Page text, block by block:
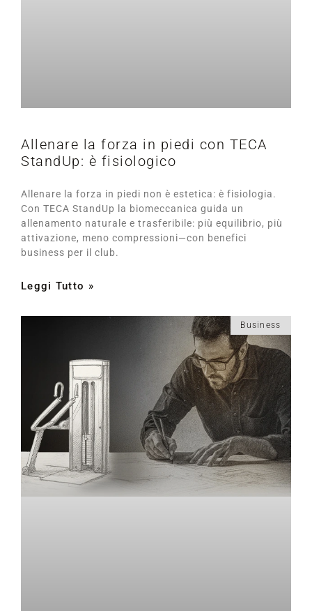
Allenare la forza in piedi con TECA
StandUp: è fisiologico
Allenare la forza in piedi non è estetica: è fisiologia.
Con TECA StandUp la biomeccanica guida un
allenamento naturale e trasferibile: più equilibrio, più
attivazione, meno compressioni—con benefici
business per il club.
Leggi Tutto »
Business